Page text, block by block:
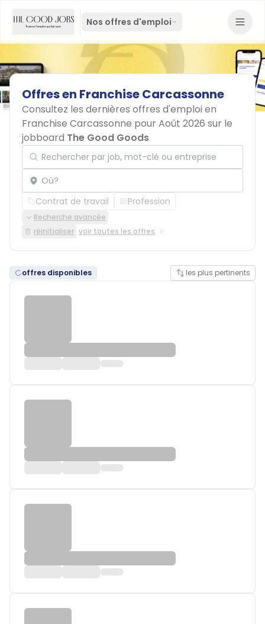
Nos offres d'emploi
Offresen FranchiseCarcassonne
Consultez les dernières offres d'emploi en
Franchise Carcassonne pour Août 2026 sur le
jobboard The Good Goods
Rechercher par job, mot-clé ou entreprise
Localisation
Contrat de travail Profession
Recherche avancée
réinitialiser voir toutes les offres
offres disponibles les plus pertinents